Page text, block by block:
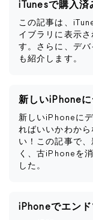
この記事は、
イブラリに表示
す。さらに、デ
も紹介します。
新しいiPhoneに
ればいいかわか
い！この記事で
く、古iPhoneを
した。